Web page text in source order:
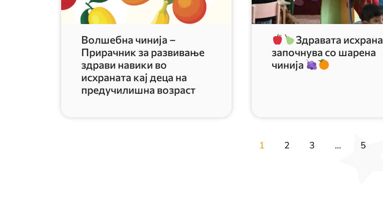
Волшебна чинија –
Прирачник за развивање
здрави навики во
исхраната кај деца на
предучилишна возраст
Здравата исхрана
започнува со шарена
чинија
1 2 3 … 5